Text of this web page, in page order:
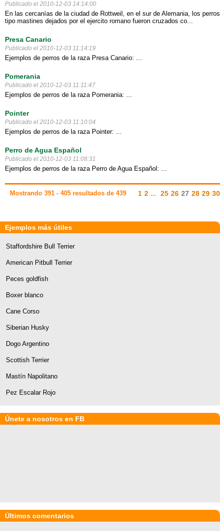
Publicado el 2010-12-03 14:14:00
En las cercanías de la ciudad de Rottweil, en el sur de Alemania, los perros
tipo mastines dejados por el ejercito romano fueron cruzados co...
Presa Canario
Publicado el 2010-12-03 11:14:19
Ejemplos de perros de la raza Presa Canario: ...
Pomerania
Publicado el 2010-12-03 11:11:47
Ejemplos de perros de la raza Pomerania: ...
Pointer
Publicado el 2010-12-03 11:10:04
Ejemplos de perros de la raza Pointer: ...
Perro de Agua Español
Publicado el 2010-12-03 11:08:31
Ejemplos de perros de la raza Perro de Agua Español: ...
Mostrando 391 - 405 resultados de 439 1 2 ... 25 26 27 28 29 30
Ejemplos más útiles
Staffordshire Bull Terrier
American Pitbull Terrier
Peces goldfish
Boxer blanco
Cane Corso
Siberian Husky
Dogo Argentino
Scottish Terrier
Mastín Napolitano
Pez Escalar Rojo
Únete a nosotros en FB
Últimos comentarios